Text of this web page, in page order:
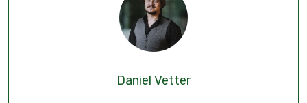
Daniel Vetter